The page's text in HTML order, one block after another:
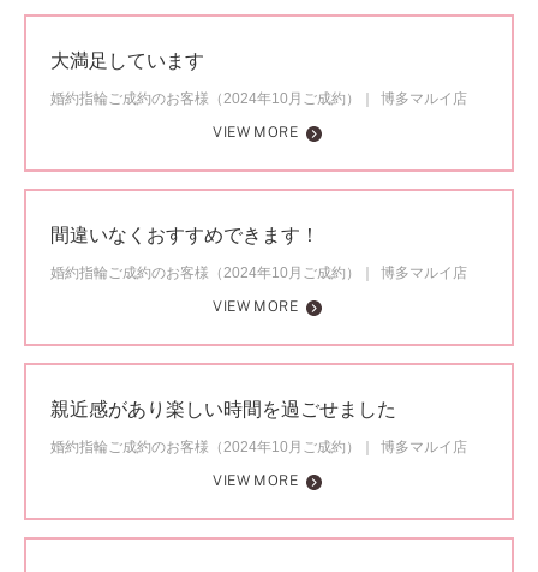
大満足しています
婚約指輪ご成約のお客様（2024年10月ご成約）
博多マルイ店
VIEW MORE
間違いなくおすすめできます！
婚約指輪ご成約のお客様（2024年10月ご成約）
博多マルイ店
VIEW MORE
親近感があり楽しい時間を過ごせました
婚約指輪ご成約のお客様（2024年10月ご成約）
博多マルイ店
VIEW MORE